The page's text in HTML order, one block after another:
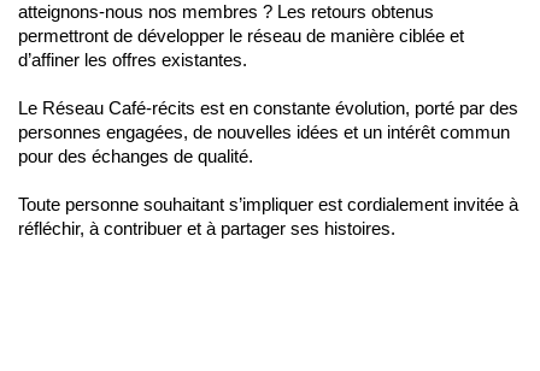
atteignons-nous nos membres ? Les retours obtenus
permettront de développer le réseau de manière ciblée et
d’affiner les offres existantes.
Le Réseau Café-récits est en constante évolution, porté par des
personnes engagées, de nouvelles idées et un intérêt commun
pour des échanges de qualité.
Toute personne souhaitant s’impliquer est cordialement invitée à
réfléchir, à contribuer et à partager ses histoires.